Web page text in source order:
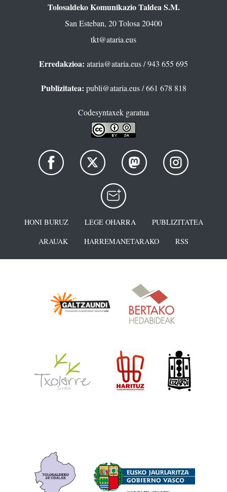
Tolosaldeko Komunikazio Taldea S.M.
San Esteban, 20 Tolosa 20400
tkt@ataria.eus
Erredakzioa: ataria@ataria.eus/ 943 655 695
Publizitatea: publi@ataria.eus/ 661 678 818
Codesyntaxek garatua
HONI BURUZ LEGE OHARRA
PUBLIZITATEA
ARAUAK
HARREMANETARAKO RSS